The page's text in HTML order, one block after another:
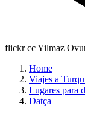
flickr cc Yilmaz
Home
Viajes a
Lugares para
Datça